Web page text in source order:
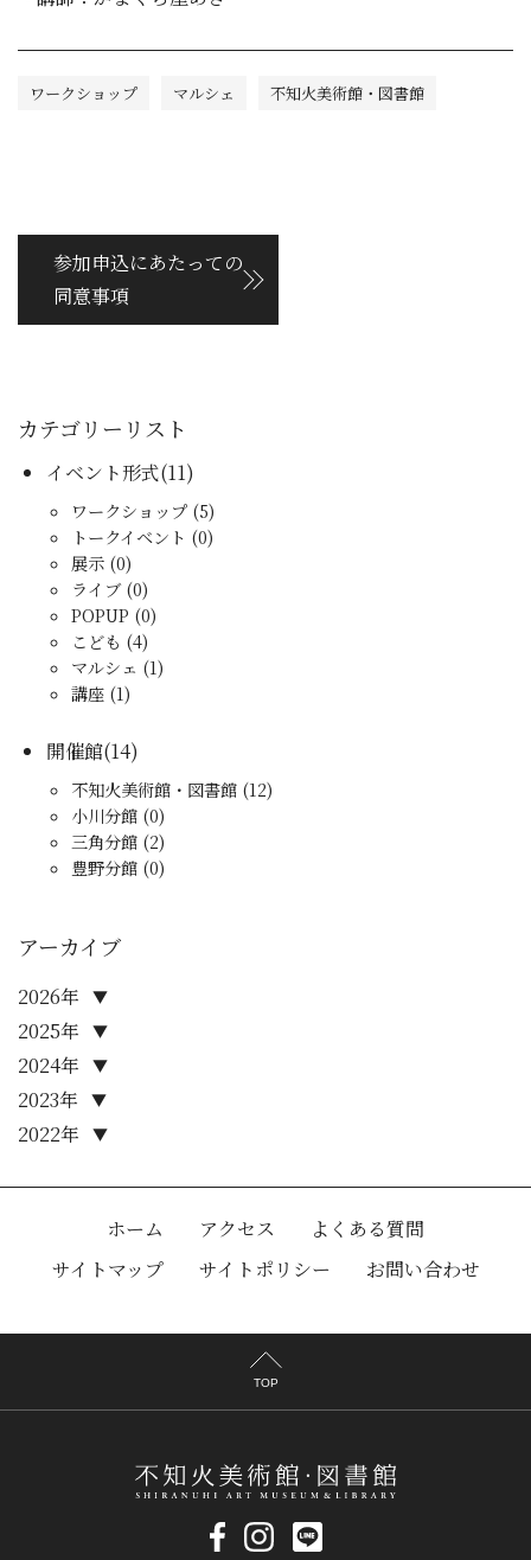
ワークショップ マルシェ 不知火美術館・図書館
参加申込にあたっての
同意事項
カテゴリーリスト
イベント形式(11)
ワークショップ (5)
トークイベント (0)
展示 (0)
ライブ (0)
POPUP (0)
こども (4)
マルシェ (1)
講座 (1)
開催館(14)
不知火美術館・図書館 (12)
小川分館 (0)
三角分館 (2)
豊野分館 (0)
アーカイブ
2022年 ▼
2023年 ▼
2024年 ▼
2025年 ▼
2026年 ▼
ホーム アクセス
よくある質問
サイトマップ
サイトポリシー お問い合わせ
TOP